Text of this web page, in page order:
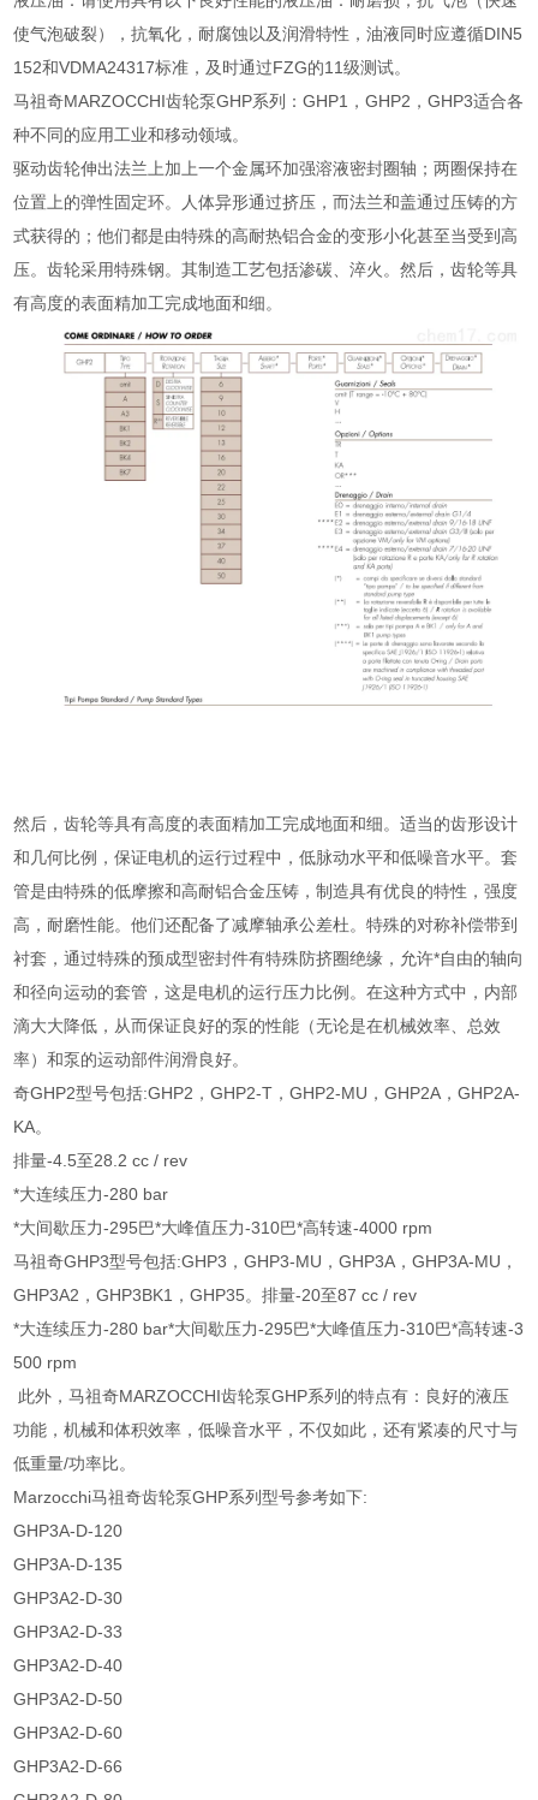
使气泡破裂），抗氧化，耐腐蚀以及润滑特性，油液同时应遵循DIN5
152和VDMA24317标准，及时通过FZG的11级测试。
马祖奇MARZOCCHI齿轮泵GHP系列：GHP1，GHP2，GHP3适合各
种不同的应用工业和移动领域。
驱动齿轮伸出法兰上加上一个金属环加强溶液密封圈轴；两圈保持在
位置上的弹性固定环。人体异形通过挤压，而法兰和盖通过压铸的方
式获得的；他们都是由特殊的高耐热铝合金的变形小化甚至当受到高
压。齿轮采用特殊钢。其制造工艺包括渗碳、淬火。然后，齿轮等具
有高度的表面精加工完成地面和细。
然后，齿轮等具有高度的表面精加工完成地面和细。适当的齿形设计
和几何比例，保证电机的运行过程中，低脉动水平和低噪音水平。套
管是由特殊的低摩擦和高耐铝合金压铸，制造具有优良的特性，强度
高，耐磨性能。他们还配备了减摩轴承公差杜。特殊的对称补偿带到
衬套，通过特殊的预成型密封件有特殊防挤圈绝缘，允许*自由的轴向
和径向运动的套管，这是电机的运行压力比例。在这种方式中，内部
滴大大降低，从而保证良好的泵的性能（无论是在机械效率、总效
率）和泵的运动部件润滑良好。
奇GHP2型号包括:GHP2，GHP2-T，GHP2-MU，GHP2A，GHP2A-
KA。
排量-4.5至28.2 cc / rev
*大连续压力-280 bar
*大间歇压力-295巴*大峰值压力-310巴*高转速-4000 rpm
马祖奇GHP3型号包括:GHP3，GHP3-MU，GHP3A，GHP3A-MU，
GHP3A2，GHP3BK1，GHP35。排量-20至87 cc / rev
*大连续压力-280 bar*大间歇压力-295巴*大峰值压力-310巴*高转速-3
500 rpm
此外，马祖奇MARZOCCHI齿轮泵GHP系列的特点有：良好的液压
功能，机械和体积效率，低噪音水平，不仅如此，还有紧凑的尺寸与
低重量/功率比。
Marzocchi马祖奇齿轮泵GHP系列型号参考如下:
GHP3A-D-120
GHP3A-D-135
GHP3A2-D-30
GHP3A2-D-33
GHP3A2-D-40
GHP3A2-D-50
GHP3A2-D-60
GHP3A2-D-66